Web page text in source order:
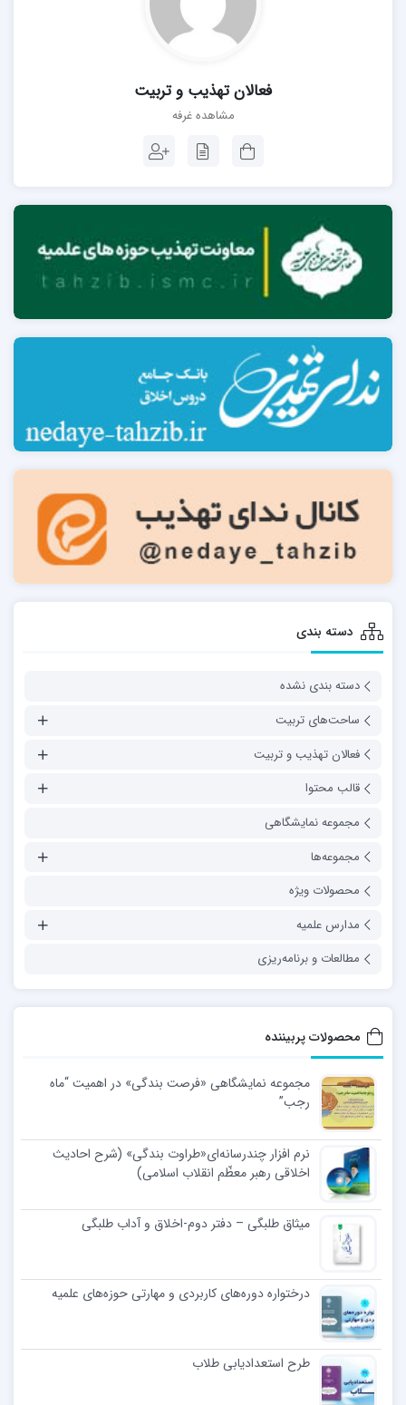
فعالان تهذیب و تربیت
مشاهده غرفه
دسته بندی
دسته بندی نشده
ساحت‌های تربیت
فعالان تهذیب و تربیت
قالب محتوا
مجموعه نمایشگاهی
مجموعه‌ها
محصولات ویژه
مدارس علمیه
مطالعات و برنامه‌ریزی
محصولات پربیننده
مجموعه نمایشگاهی «فرصت بندگی» در اهمیت “ماه
رجب”
نرم افزار چندرسانه‌ای«طراوت بندگی» (شرح احادیث
اخلاقی رهبر معظّم انقلاب اسلامی)
میثاق طلبگی – دفتر دوم-اخلاق و آداب طلبگی
درختواره دوره‌های کاربردی و مهارتی حوزه‌های علمیه
طرح استعدادیابی طلاب